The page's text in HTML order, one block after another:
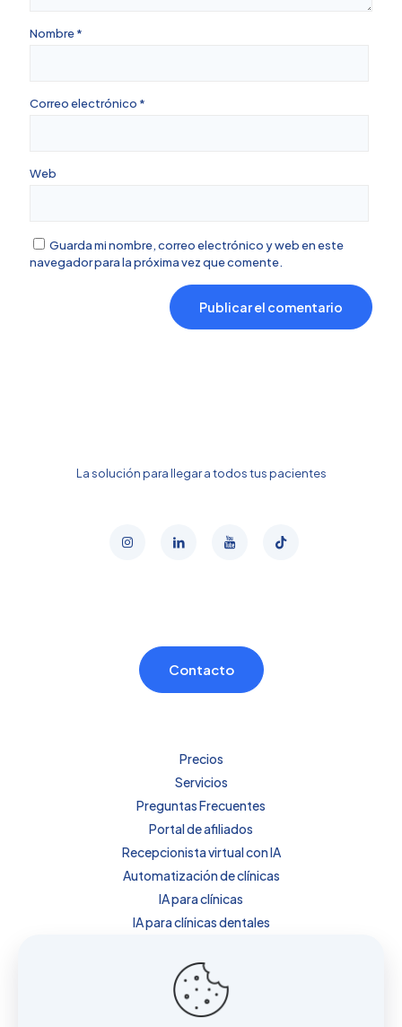
Nombre*
Correo electrónico *
Web
Guarda mi nombre, correo electrónico y web en este
navegador para la próxima vez que comente.
La solución para llegar a todos tus pacientes
Contacto
Precios
Servicios
Preguntas Frecuentes
Portal de afiliados
Recepcionista virtual con IA
Automatización de clínicas
IA para clínicas
IA para clínicas dentales
IA para fisioterapia
Precios
Sobre nosotros